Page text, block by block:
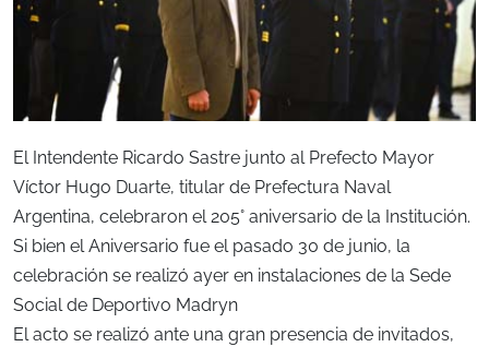
El Intendente Ricardo Sastre junto al Prefecto Mayor
Víctor Hugo Duarte, titular de Prefectura Naval
Argentina, celebraron el 205° aniversario de la Institución.
Si bien el Aniversario fue el pasado 30 de junio, la
celebración se realizó ayer en instalaciones de la Sede
Social de Deportivo Madryn
El acto se realizó ante una gran presencia de invitados,